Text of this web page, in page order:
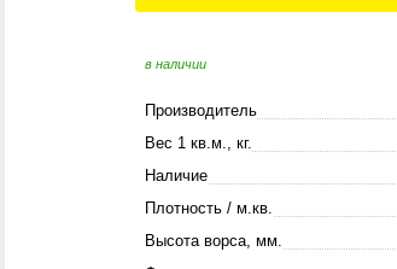
в наличии
Производитель
Вес 1 кв.м., кг.
Наличие
Плотность / м.кв.
Высота ворса, мм.